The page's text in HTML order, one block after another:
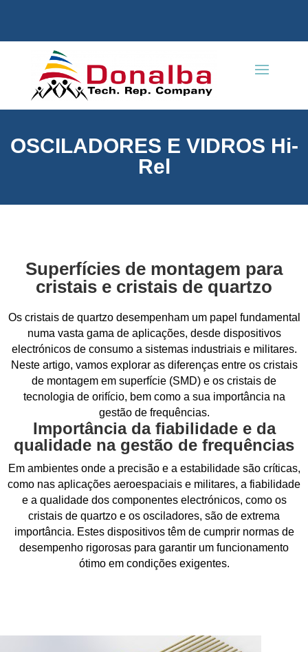
OSCILADORES E VIDROS Hi-
Rel
Superfícies de montagem para
cristais e cristais de quartzo
Os cristais de quartzo desempenham um papel fundamental
numa vasta gama de aplicações, desde dispositivos
electrónicos de consumo a sistemas industriais e militares.
Neste artigo, vamos explorar as diferenças entre os cristais
de montagem em superfície (SMD) e os cristais de
tecnologia de orifício, bem como a sua importância na
gestão de frequências.
Importância da fiabilidade e da
qualidade na gestão de frequências
Em ambientes onde a precisão e a estabilidade são críticas,
como nas aplicações aeroespaciais e militares, a fiabilidade
e a qualidade dos componentes electrónicos, como os
cristais de quartzo e os osciladores, são de extrema
importância. Estes dispositivos têm de cumprir normas de
desempenho rigorosas para garantir um funcionamento
ótimo em condições exigentes.